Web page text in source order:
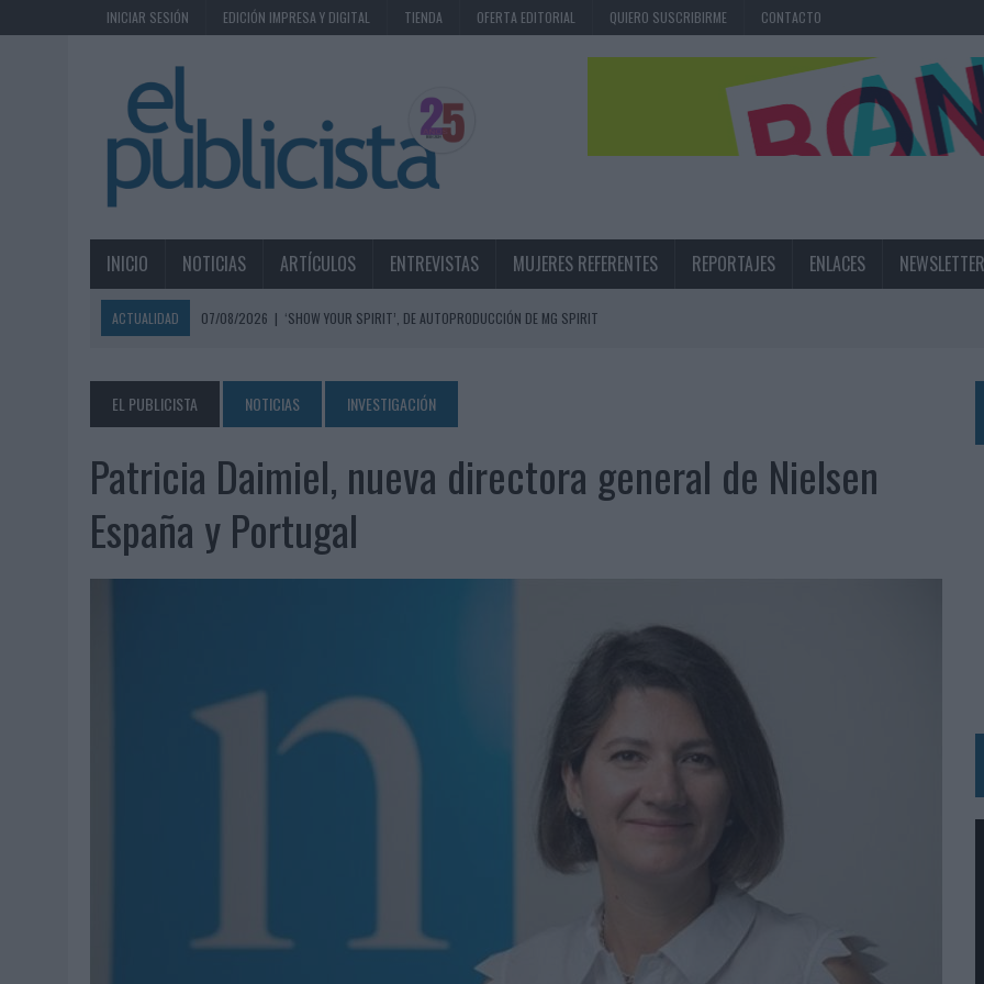
INICIAR SESIÓN EDICIÓN IMPRESA Y DIGITAL TIENDA OFERTA EDITORIAL QUIERO SUSCRIBIRME CONTACTO
INICIO NOTICIAS ARTÍCULOS ENTREVISTAS MUJERES REFERENTES REPORTAJES ENLACES NEWSLETTER
ACTUALIDAD 07/08/2026 | ‘SHOW YOUR SPIRIT’, DE AUTOPRODUCCIÓN DE MG SPIRIT
MAHOU REIVINDICA EL RITUAL DE LA CAÑA EN EL DÍA INTERNACIONAL DE LA CERVEZA
07/08/2026 | MG SPIRIT RELANZA SU MARCA CON UNA ESTRATEGIA 360º CENTRADA EN EL ORIGEN BARCELONÉS
07/08/2026
|
PATRÓN CONVIERTE EL NUEVO SINGLE DE ARÓN PIPER EN UNA EXPERIENCIA DE MARCA EN IBIZA
07/08/2026 | EL VERANO PONE A PRUEBA LA ESTRATEGIA DIGITAL DE LAS MARCAS
07/08/2026 |
VUELING CONVIERTE LOS RECUERDOS EN SOUVENIRS CON IA
SIETE DE CADA DIEZ EMPRESAS ESPAÑOLAS NO INTEGRAN LA INFANCIA EN SU ESTRATEGIA
LA TELEVISIÓN SIGUE LIDERANDO EL CONSUMO DE MEDIOS EN VERANO Y SUPERA AL MÓVIL COMO DISPOSITIVO MÁS UTILIZADO
EL USO DE LA IA GENERATIVA ALCANZA YA AL 62% DE LOS ESPAÑOLES
SYSTEM1 NOMBRA A KIMBERLY BASTONI COMO NUEVA DIRECTORA COMERCIAL GLOBAL
FRIGO Y UNIQLO LANZAN UNA COLECCIÓN PERSONALIZABLE INSPIRADA EN CORNETTO, CALIPPO Y SOLERO
BEON WORLDWIDE LANZA RAÍZ URBANA PARA TRANSFORMAR EL PATRIMONIO HISTÓRICO EN ACTIVOS CULTURALES Y ECONÓMICOS
FABRA COMUNICACIÓN INCORPORA A CASONÁ Y ASUME LA GESTIÓN DE SUS RELACIONES CON LOS MEDIOS
LOPESAN HOTELS & RESORTS ACERCA EL PARAÍSO CANARIO EN SU ÚLTIMA CAMPAÑA INTERNACIONAL
LUIS ARQUILLOS (BURGO DE ARIAS): “LA CONSTRUCCIÓN DE MARCA A LARGO PLAZO Y LA MEDICIÓN SON DOS CARAS DE LA MISMA
EL PUBLICISTA NOTICIAS INVESTIGACIÓN
Patricia Daimiel, nueva directora general de Nielsen
España y Portugal